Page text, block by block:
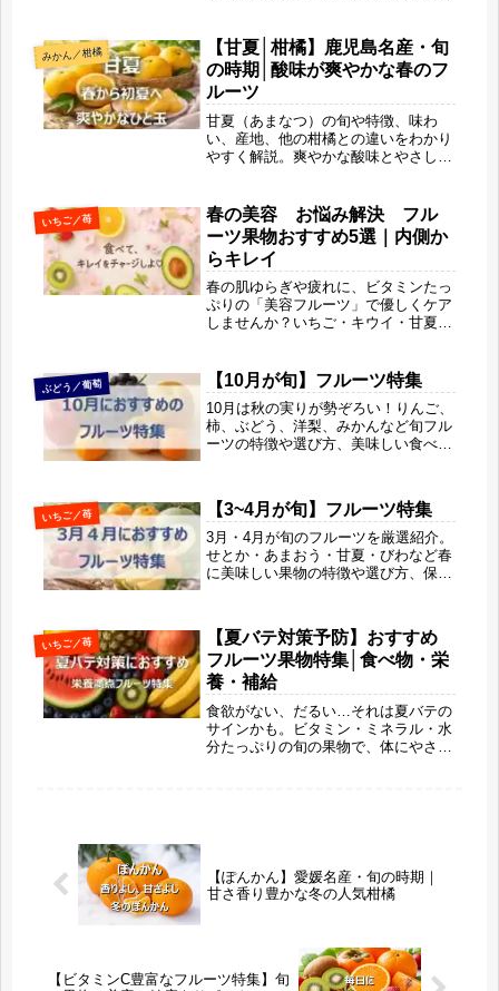
ント、春を呼ぶ柑橘としての魅力を
「旬果びより」らしい視点でわかりや
すくまとめています。
みかん／柑橘
【甘夏│柑橘】鹿児島名産・旬
の時期│酸味が爽やかな春のフ
ルーツ
甘夏（あまなつ）の旬や特徴、味わ
い、産地、他の柑橘との違いをわかり
やすく解説。爽やかな酸味とやさしい
方や食べ方、保存方法まで、春に知り
たい甘夏の魅力を旬果びより目線で丁
寧に紹介します。
いちご／苺
春の美容 お悩み解決 フル
ーツ果物おすすめ5選｜内側か
らキレイ
春の肌ゆらぎや疲れに、ビタミンたっ
ぷりの「美容フルーツ」で優しくケア
しませんか？いちご・キウイ・甘夏な
イをチャージするヒントをお届けしま
す。「ギルトフリースイーツ」や「朝
のフルーツ習慣」も紹介
ぶどう／葡萄 【10月が旬】フルーツ特集
10月は秋の実りが勢ぞろい！りんご、
柿、ぶどう、洋梨、みかんなど旬フル
ーツの特徴や選び方、美味しい食べ方
りを堪能しましょう。
いちご／苺 【3~4月が旬】フルーツ特集
3月・4月が旬のフルーツを厳選紹介。
せとか・あまおう・甘夏・びわなど春
に美味しい果物の特徴や選び方、保存
わる“春だけのごほうびフルーツ”を楽
しみましょう。
いちご／苺
【夏バテ対策予防】おすすめ
フルーツ果物特集│食べ物・栄
養・補給
食欲がない、だるい…それは夏バテの
サインかも。ビタミン・ミネラル・水
分たっぷりの旬の果物で、体にやさし
【ぽんかん】愛媛名産・旬の時期｜
甘さ香り豊かな冬の人気柑橘
【ビタミンC豊富なフルーツ特集】旬